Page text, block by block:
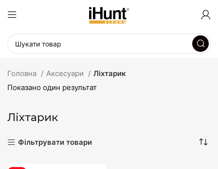
Головна Аксесуари
Ліхтарик
Показано один результат
Ліхтарик
Фільтрувати товари